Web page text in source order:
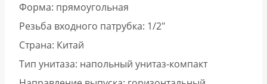
Форма: прямоугольная
Резьба входного патрубка: 1/2″
Страна: Китай
Тип унитаза: напольный унитаз-компакт